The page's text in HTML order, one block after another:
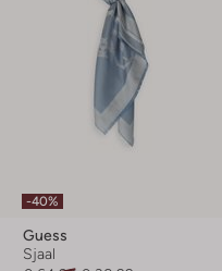
-40%
Guess
Sjaal